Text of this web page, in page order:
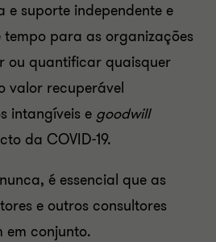
e suporte independente e
para as organizações
ou quantificar quaisquer
valor recuperável
intangíveis e goodwill
da COVID-19.
é essencial que as
e outros consultores
em conjunto.